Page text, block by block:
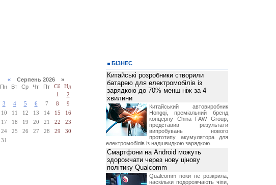
«Серпень 2026 »
Пн
Вт Ср Чт Пт Сб
Нд
1
2
3
4 5 6 7 8
9
10
11 12 13 14 15
16
17
18 19 20 21 22
23
24
25 26 27 28 29
30
31
БІЗНЕС
Китайські розробники створили
батарею для електромобілів із
зарядкою до 70% менш ніж за 4
хвилини
Китайський автовиробник
Hongqi, преміальний бренд
концерну China FAW Group,
представив результати
випробувань нового
прототипу акумулятора для
електромобілів із надшвидкою зарядкою.
Смартфони на Android можуть
здорожчати через нову цінову
політику Qualcomm
Qualcomm поки не розкрила,
наскільки подорожчають чіпи,